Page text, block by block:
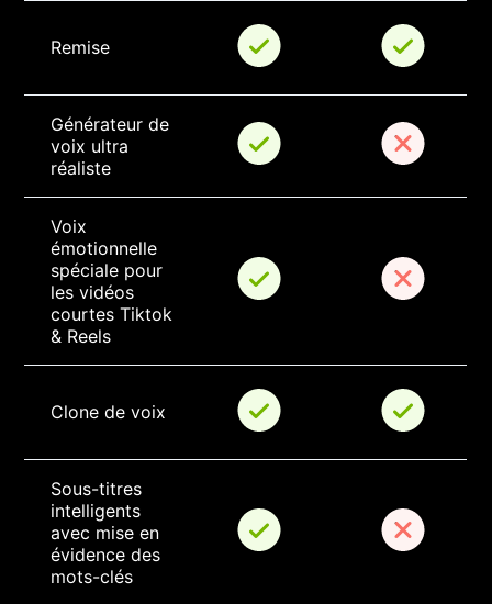
Remise
Générateur de
voix ultra
réaliste
Voix
émotionnelle
spéciale pour
les vidéos
courtes Tiktok
& Reels
Clone de voix
Sous-titres
intelligents
avec mise en
évidence des
mots-clés